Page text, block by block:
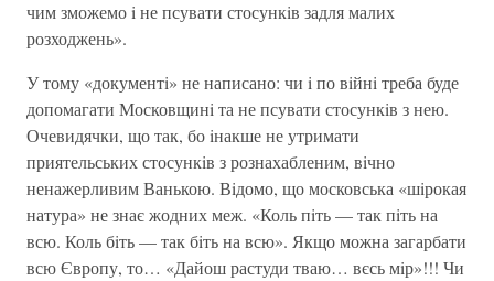
чим зможемо i не псувати стосункiв задля малих
розходжень».
У тому «документi» не написано: чи i по вiйнi треба буде
допомагати Московщинi та не псувати стосункiв з нею.
Очевидячки, що так, бо iнакше не утримати
приятельських стосункiв з рознахабленим, вiчно
ненажерливим Ванькою. Вiдомо, що московська «шiрокая
натура» не знає жодних меж. «Коль пiть — так пiть на
всю. Коль бiть — так бiть на всю». Якщо можна загарбати
всю Європу, то… «Дайош растуди тваю… вєсь мiр»!!! Чи